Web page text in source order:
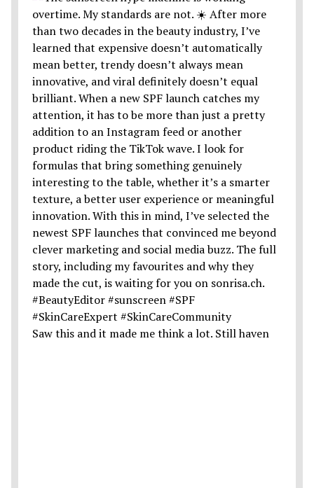
Saw this and it made me think a lot. Still haven